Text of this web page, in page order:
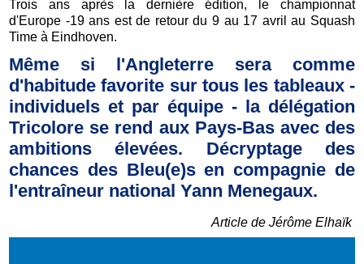
Trois ans après la dernière édition, le championnat
d'Europe -19 ans est de retour du 9 au 17 avril au Squash
Time à Eindhoven.
Même si l'Angleterre sera comme
d'habitude favorite sur tous les tableaux -
individuels et par équipe - la délégation
Tricolore se rend aux Pays-Bas avec des
ambitions élevées. Décryptage des
chances des Bleu(e)s en compagnie de
l'entraîneur national Yann Menegaux.
Article de Jérôme Elhaïk